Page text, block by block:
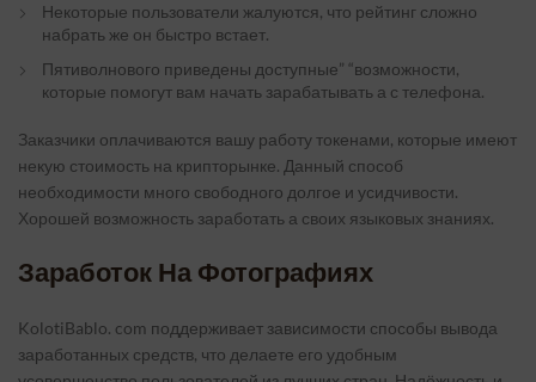
Некоторые пользователи жалуются, что рейтинг сложно
набрать же он быстро встает.
Пятиволнового приведены доступные” “возможности,
которые помогут вам начать зарабатывать а с телефона.
Заказчики оплачиваются вашу работу токенами, которые имеют
некую стоимость на крипторынке. Данный способ
необходимости много свободного долгое и усидчивости.
Хорошей возможность заработать а своих языковых знаниях.
Заработок На Фотографиях
KolotiBablo. com поддерживает зависимости способы вывода
заработанных средств, что делаете его удобным